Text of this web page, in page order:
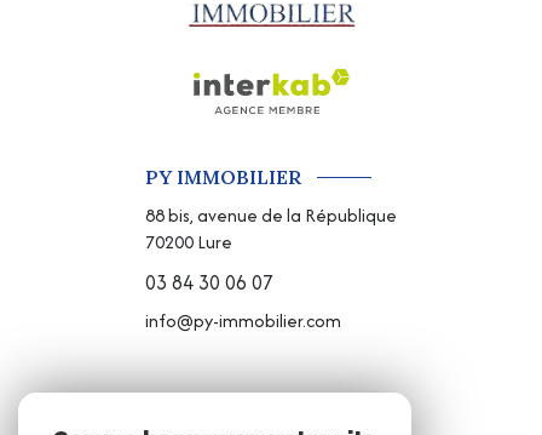
PY IMMOBILIER
88 bis, avenue de la République
70200Lure
03 84 30 06 07
info@py-immobilier.com